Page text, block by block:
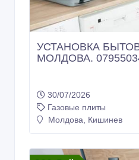
УСТАНОВКА
МОЛДОВА.
30/07/2026
200 Лей